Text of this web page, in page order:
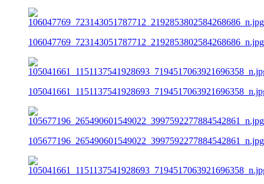
106047769_723143051787712_2192853802584268686_n.jpg
105677196_265490601549022_3997592277884542861_n.jpg